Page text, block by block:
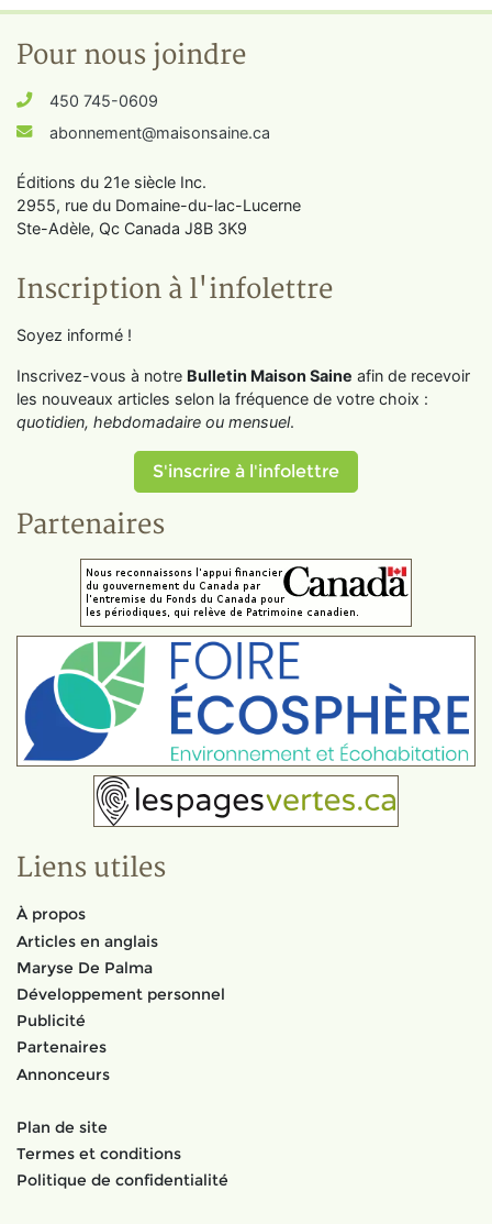
Pour nous joindre
450 745-0609
abonnement@maisonsaine.ca
Éditions du 21e siècle Inc.
2955, rue du Domaine-du-lac-Lucerne
Ste-Adèle, Qc Canada J8B 3K9
Inscription à l'infolettre
Soyez informé !
Inscrivez-vous à notre Bulletin Maison Saine afin de recevoir
les nouveaux articles selon la fréquence de votre choix :
quotidien, hebdomadaire ou mensuel.
S'inscrire à l'infolettre
Partenaires
Liens utiles
À propos
Articles en anglais
Maryse De Palma
Développement personnel
Publicité
Partenaires
Annonceurs
Plan de site
Termes et conditions
Politique de confidentialité